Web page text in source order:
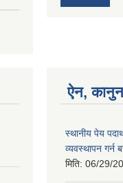
ऐन, कानुन
स्थानीय पेय
व्यवस्थापन गर्न
मिति: 06/29/